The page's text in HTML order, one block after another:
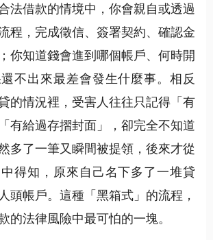
法借款的情境中，你會親自或透過
程，完成徵信、簽署契約、確認金
你知道錢會進到哪個帳戶、何時開
不出來最差會發生什麼事。相反
的情況裡，受害人往往只記得「有
有給過存摺封面」，卻完全不知道
多了一筆又瞬間被提領，後來才從
得知，原來自己名下多了一堆貸
頭帳戶。這種「黑箱式」的流程，
的法律風險中最可怕的一塊。